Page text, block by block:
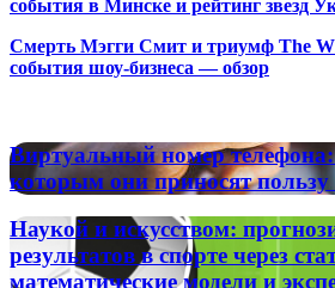
события в Минске и рейтинг звезд
Смерть Мэгги Смит и триумф The
события шоу-бизнеса — обзор
Виртуальный
номер
телефона:
причины,
по
которым
они
Виртуальный номер
которым они приносят пользу
Наукой
и
искусством:
Наукой и искусством:
результатов в спорте через
математические модели и